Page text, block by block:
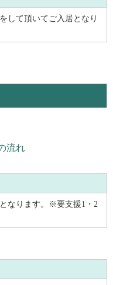
して頂いてご入居となり
流れ
なります。※要支援1・2